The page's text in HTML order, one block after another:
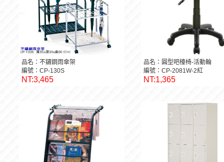
品名：不鏽鋼雨傘架
編號：CP-130S
NT:3,465
品名：圓型吧檯椅-活動輪
編號：CP-2081W-2紅
NT:1,365